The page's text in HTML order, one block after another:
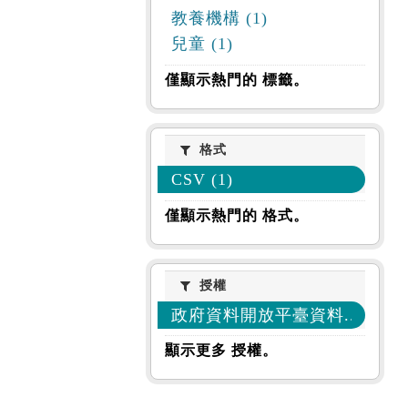
教養機構 (1)
兒童 (1)
僅顯示熱門的 標籤。
格式格式
CSV (1)
僅顯示熱門的 格式。
授權授權
政府資料開放平臺資料... (1)
顯示更多 授權。